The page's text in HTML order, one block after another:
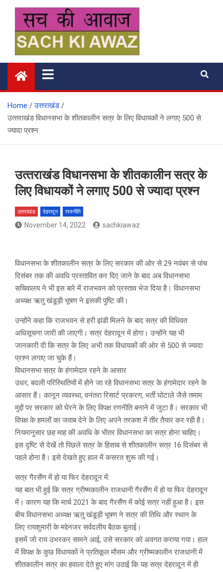
content
सच की आवाज
Home
उत्तराखंड
उत्‍तराखंड विधानसभा के शीतकालीन सत्र के लिए विधायकों ने लगाए 500 से
ज्यादा प्रश्न
उत्‍तराखंड विधानसभा के शीतकालीन सत्र के
लिए विधायकों ने लगाए 500 से ज्यादा प्रश्न
उत्तराखंड देहरादून राजनीति
November 14, 2022 sachkiawaz
विधानसभा के शीतकालीन सत्र के लिए सरकार की ओर से 29 नवंबर से पांच
दिसंबर तक की अवधि प्रस्तावित कर दिए जाने के बाद अब विधानसभा
सचिवालय ने भी इस बारे में राजभवन को प्रस्ताव भेज दिया है। विधानसभा
अध्यक्ष ऋतु खंडूड़ी भूषण ने इसकी पुष्टि की।
उन्होंने कहा कि राजभवन से हरी झंडी मिलने के बाद सत्र की विधिवत
अधिसूचना जारी की जाएगी। सत्र देहरादून में होगा। उन्होंने यह भी
जानकारी दी कि सत्र के लिए अभी तक विधायकों की ओर से 500 से ज्यादा
प्रश्न लगाए जा चुके हैं।
विधानसभा सत्र के हंगामेदार रहने के आसार
उधर, बदली परिस्थितियों में होने जा रहे विधानसभा सत्र के हंगामेदार रहने के
आसार हैं। कानून व्यवस्था, वनंतरा रिसार्ट प्रकरण, भर्ती घोटाले जैसे तमाम
मुद्दों पर सरकार को घेरने के लिए विपक्ष रणनीति बनाने में जुटा है। सरकार भी
विपक्ष के हमलों का जवाब देने के लिए अपने तरकश में तीर तैयार कर रही है।
नियमानुसार छह माह की अवधि के भीतर विधानसभा का सत्र होना चाहिए।
इस दृष्टि से देखें तो पिछले सत्र के हिसाब से शीतकालीन सत्र 16 दिसंबर से
पहले होना है। इसे देखते हुए हाल में कसरत शुरू की गई।
सत्र गैरसैंण में हो या फिर देहरादून में:
यह बात भी हुई कि सत्र ग्रीष्मकालीन राजधानी गैरसैंण में हो या फिर देहरादून
में। कारण यह कि मार्च 2021 के बाद गैरसैंण में कोई सत्र नहीं हुआ है। इस
बीच विधानसभा अध्यक्ष ऋतु खंडूड़ी भूषण ने सत्र की तिथि और स्थान के
लिए रायशुमारी के मद्देनजर सर्वदलीय बैठक बुलाई।
इसमें जो राय उभरकर सामने आई, उसे सरकार को अवगत कराया गया। हाल
में विपक्ष के कुछ विधायकों ने प्रतिकूल मौसम और ग्रीष्मकालीन राजधानी में
शीतकालीन सत्र का हवाला देते हुए मांग उठाई कि यह सत्र देहरादून में ही